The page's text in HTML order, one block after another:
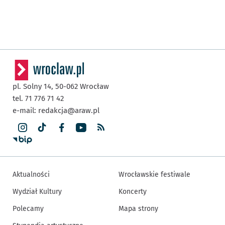
pl. Solny 14, 50-062 Wrocław
tel. 71 776 71 42
e-mail: redakcja@araw.pl
Aktualności
Wydział Kultury
Polecamy
Wrocławskie festiwale
Koncerty
Mapa strony